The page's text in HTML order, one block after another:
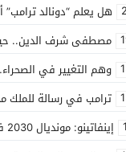
هل يعلم “دونالد ترامب”
مصطفى شرف الدين.. حين
وهم التغيير في
ترامب في رسالة للملك
إينفاتينو: مونديال 2030 في المغرب وإسبانيا والبرتغال سيكون “الأجمل في التاريخ”